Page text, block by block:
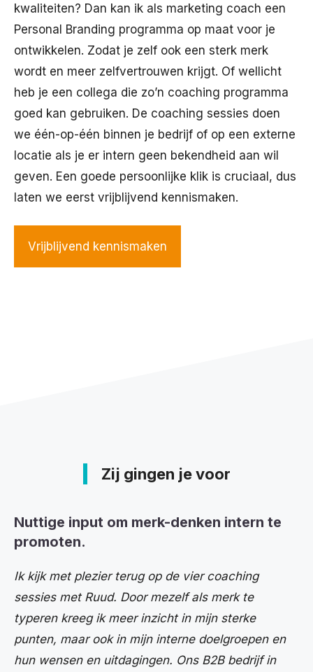
kwaliteiten? Dan kan ik als marketing coach een
Personal Branding programma op maat voor je
ontwikkelen. Zodat je zelf ook een sterk merk
wordt en meer zelfvertrouwen krijgt. Of wellicht
heb je een collega die zo’n coaching programma
goed kan gebruiken. De coaching sessies doen
we één-op-één binnen je bedrijf of op een externe
locatie als je er intern geen bekendheid aan wil
geven. Een goede persoonlijke klik is cruciaal, dus
laten we eerst vrijblijvend kennismaken.
Vrijblijvend kennismaken
Zij gingen je voor
Nuttige input om merk-denken intern te
promoten.
Ik kijk met plezier terug op de vier coaching
sessies met Ruud. Door mezelf als merk te
typeren kreeg ik meer inzicht in mijn sterke
punten, maar ook in mijn interne doelgroepen en
hun wensen en uitdagingen. Ons B2B bedrijf in